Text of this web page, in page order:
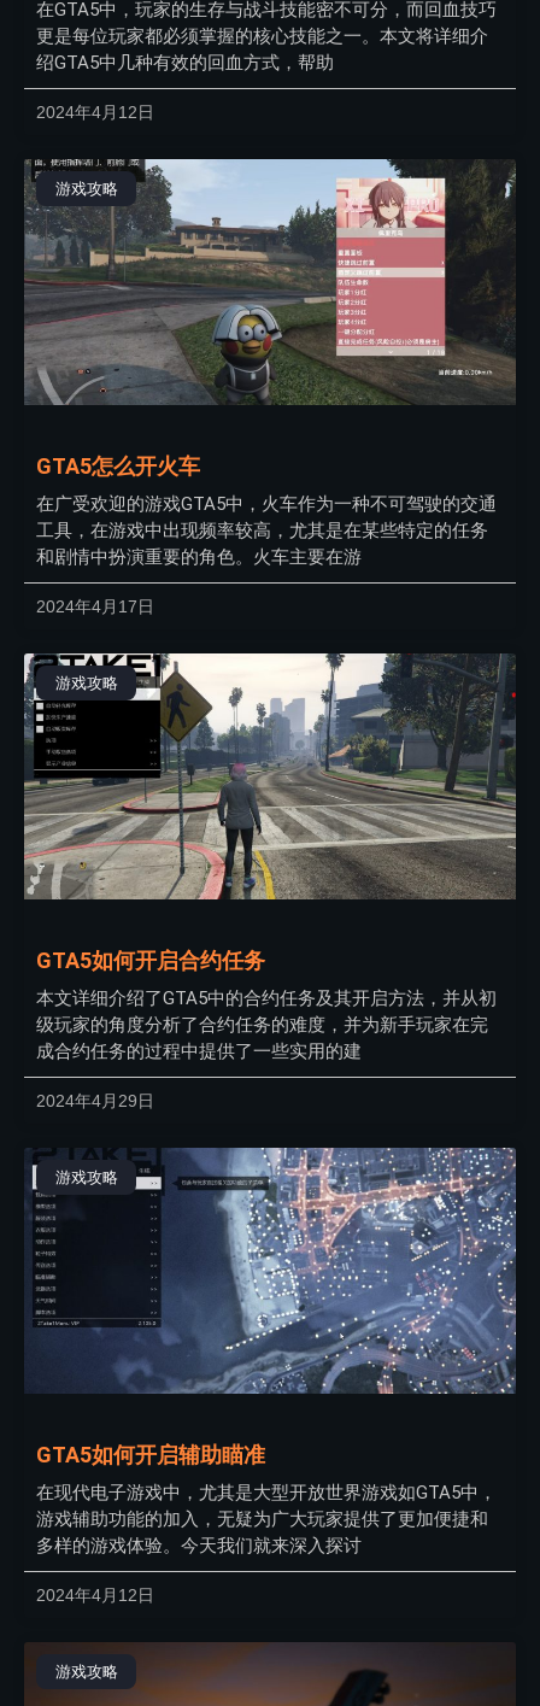
在GTA5中，玩家的生存与战斗技能密不可分，而回血技巧
更是每位玩家都必须掌握的核心技能之一。本文将详细介
绍GTA5中几种有效的回血方式，帮助
2024年4月12日
游戏攻略
GTA5怎么开火车
在广受欢迎的游戏GTA5中，火车作为一种不可驾驶的交通
工具，在游戏中出现频率较高，尤其是在某些特定的任务
和剧情中扮演重要的角色。火车主要在游
2024年4月17日
游戏攻略
GTA5如何开启合约任务
本文详细介绍了GTA5中的合约任务及其开启方法，并从初
级玩家的角度分析了合约任务的难度，并为新手玩家在完
成合约任务的过程中提供了一些实用的建
2024年4月29日
游戏攻略
GTA5如何开启辅助瞄准
在现代电子游戏中，尤其是大型开放世界游戏如GTA5中，
游戏辅助功能的加入，无疑为广大玩家提供了更加便捷和
多样的游戏体验。今天我们就来深入探讨
2024年4月12日
游戏攻略